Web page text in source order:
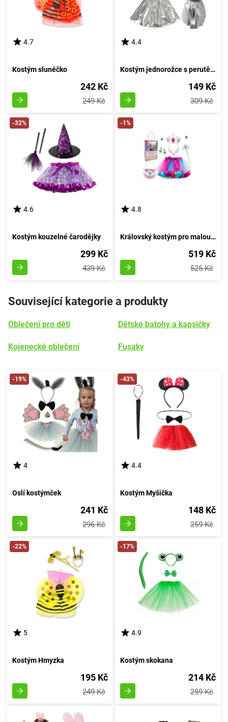
4.7
Kostým slunéčko
242 Kč
249 Kč
4.4
Kostým jednorožce s perutěmi stříbrnými
149 Kč
309 Kč
-32%
4.6
Kostým kouzelné čarodějky
299 Kč
439 Kč
-1%
4.8
Královský kostým pro malou princeznu s diadémem
519 Kč
525 Kč
Související kategorie a produkty
Oblečení pro děti
Kojenecké oblečení
Dětské batohy a kapsičky
Fusaky
-19%
4
Oslí kostýmček
241 Kč
296 Kč
-43%
4.4
Kostým Myšička
148 Kč
259 Kč
-22%
5
Kostým Hmyzka
195 Kč
249 Kč
-17%
4.9
Kostým skokana
214 Kč
259 Kč